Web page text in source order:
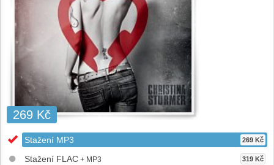
269 Kč
Stažení MP3 269 Kč
Stažení FLAC + MP3 319 Kč